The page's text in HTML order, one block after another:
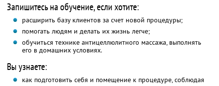
Запишитесь на обучение, если хотите:
расширить базу клиентов за счет новой процедуры;
помогать людям и делать их жизнь легче;
обучиться технике антицеллюлитного массажа, выполнять
его в домашних условиях.
Вы узнаете:
как подготовить себя и помещение к процедуре, соблюдая